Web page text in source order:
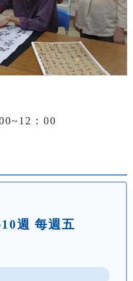
：00
週 每週五